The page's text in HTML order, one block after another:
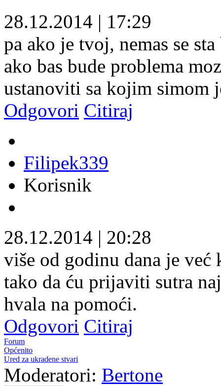
28.12.2014 | 17:29
pa ako je tvoj, nemas se
ako bas bude problema
ustanoviti sa kojim simom
Odgovori Citiraj
Filipek339
Korisnik
28.12.2014 | 20:28
više od godinu dana je
tako da ću prijaviti sutra
hvala na pomoći.
Odgovori Citiraj
Forum
Općenito
Ured za ukradene stvari
Moderatori: Bertone